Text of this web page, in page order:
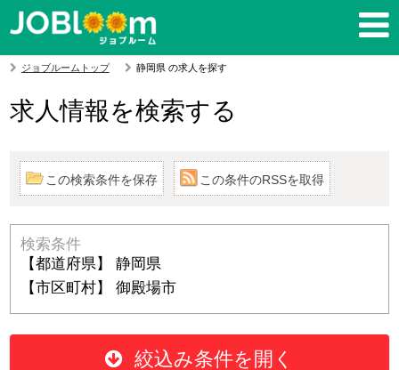
ジョブルームトップ 静岡県 の求人を探す
求人情報を検索する
この検索条件を保存 この条件のRSSを取得
検索条件
【都道府県】 静岡県
【市区町村】 御殿場市
絞込み条件を開く